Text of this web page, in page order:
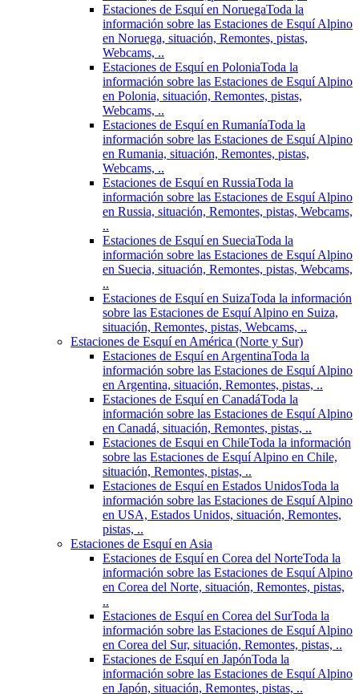
Estaciones de Esquí en NoruegaToda la
información sobre las Estaciones de Esquí Alpino
en Noruega, situación, Remontes, pistas,
Webcams, ..
Estaciones de Esquí en PoloniaToda la
información sobre las Estaciones de Esquí Alpino
en Polonia, situación, Remontes, pistas,
Webcams, ..
Estaciones de Esquí en RumaníaToda la
información sobre las Estaciones de Esquí Alpino
en Rumania, situación, Remontes, pistas,
Webcams, ..
Estaciones de Esquí en RussiaToda la
información sobre las Estaciones de Esquí Alpino
en Russia, situación, Remontes, pistas, Webcams,
..
Estaciones de Esquí en SueciaToda la
información sobre las Estaciones de Esquí Alpino
en Suecia, situación, Remontes, pistas, Webcams,
..
Estaciones de Esquí en SuizaToda la información
sobre las Estaciones de Esquí Alpino en Suiza,
situación, Remontes, pistas, Webcams, ..
Estaciones de Esquí en América (Norte y Sur)
Estaciones de Esquí en ArgentinaToda la
información sobre las Estaciones de Esquí Alpino
en Argentina, situación, Remontes, pistas, ..
Estaciones de Esquí en CanadáToda la
información sobre las Estaciones de Esquí Alpino
en Canadá, situación, Remontes, pistas, ..
Estaciones de Esqui en ChileToda la información
sobre las Estaciones de Esquí Alpino en Chile,
situación, Remontes, pistas, ..
Estaciones de Esquí en Estados UnidosToda la
información sobre las Estaciones de Esquí Alpino
en USA, Estados Unidos, situación, Remontes,
pistas, ..
Estaciones de Esquí en Asia
Estaciones de Esquí en Corea del NorteToda la
información sobre las Estaciones de Esquí Alpino
en Corea del Norte, situación, Remontes, pistas,
..
Estaciones de Esquí en Corea del SurToda la
información sobre las Estaciones de Esquí Alpino
en Corea del Sur, situación, Remontes, pistas, ..
Estaciones de Esquí en JapónToda la
información sobre las Estaciones de Esquí Alpino
en Japón, situación, Remontes, pistas, ..